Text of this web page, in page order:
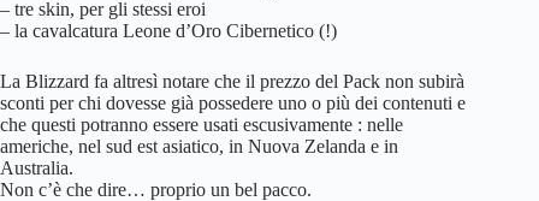
– tre skin, per gli stessi eroi
– la cavalcatura Leone d’Oro Cibernetico (!)
La Blizzard fa altresì notare che il prezzo del Pack non subirà
sconti per chi dovesse già possedere uno o più dei contenuti e
che questi potranno essere usati escusivamente : nelle
americhe, nel sud est asiatico, in Nuova Zelanda e in
Australia.
Non c’è che dire… proprio un bel pacco.